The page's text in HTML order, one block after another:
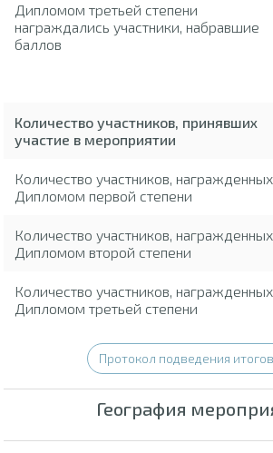
Дипломом третьей степени
награждались участники, набравшие
баллов
Количество участников, принявших
участие в мероприятии
Количество участников, награжденных
Дипломом первой степени
Количество участников, награжденных
Дипломом второй степени
Количество участников, награжденных
Дипломом третьей степени
Протокол подведения
География